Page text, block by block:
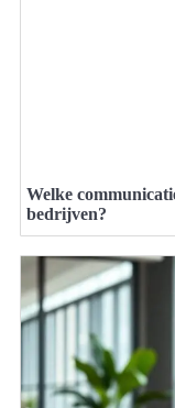
Welke
bedrijven?